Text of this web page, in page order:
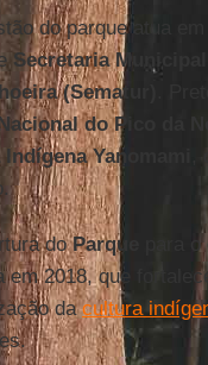
do parque atua
Secretaria
(Sematur)
.
do Pico da
Yanomami
doParque para o
em 2018, que
dacultura